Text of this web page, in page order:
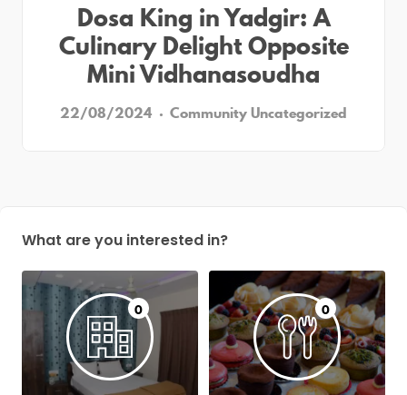
Dosa King in Yadgir: A
Culinary Delight Opposite
Mini Vidhanasoudha
22/08/2024 CommunityUncategorized
What are you interested in?
0 0